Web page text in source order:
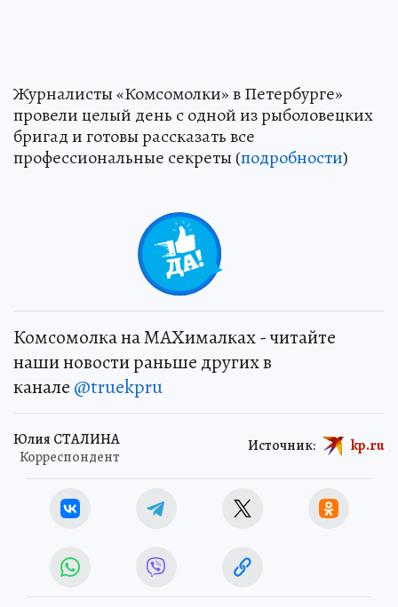
Журналисты «Комсомолки» в Петербурге»
провели целый день с одной из рыболовецких
бригад и готовы рассказать все
профессиональные секреты (подробности)
Комсомолка на MAXималках - читайте
наши новости раньше других в
канале @truekpru
Юлия СТАЛИНА
Корреспондент
Источник: kp.ru